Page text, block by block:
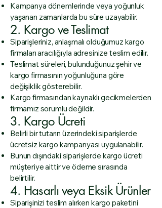
Kampanya dönemlerinde veya yoğunluk
yaşanan zamanlarda bu süre uzayabilir.
2. Kargo ve Teslimat
Siparişleriniz, anlaşmalı olduğumuz kargo
firmaları aracılığıyla adresinize teslim edilir.
Teslimat süreleri, bulunduğunuz şehir ve
kargo firmasının yoğunluğuna göre
değişiklik gösterebilir.
Kargo firmasından kaynaklı gecikmelerden
firmamız sorumlu değildir.
3. Kargo Ücreti
Belirli bir tutarın üzerindeki siparişlerde
ücretsiz kargo kampanyası uygulanabilir.
Bunun dışındaki siparişlerde kargo ücreti
müşteriye aittir ve ödeme sırasında
belirtilir.
4. Hasarlı veya Eksik Ürünler
Siparişinizi teslim alırken kargo paketini